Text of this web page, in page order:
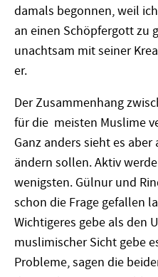
damals begonnen, weil
an einen Schöpfergott zu
unachtsam mit seiner
er.
Der Zusammenhang
für die meisten Muslime
Ganz anders sieht es
ändern sollen. Aktiv
wenigsten. Gülnur und
schon die Frage gefallen
Wichtigeres gebe als den
muslimischer Sicht gebe
Probleme, sagen die